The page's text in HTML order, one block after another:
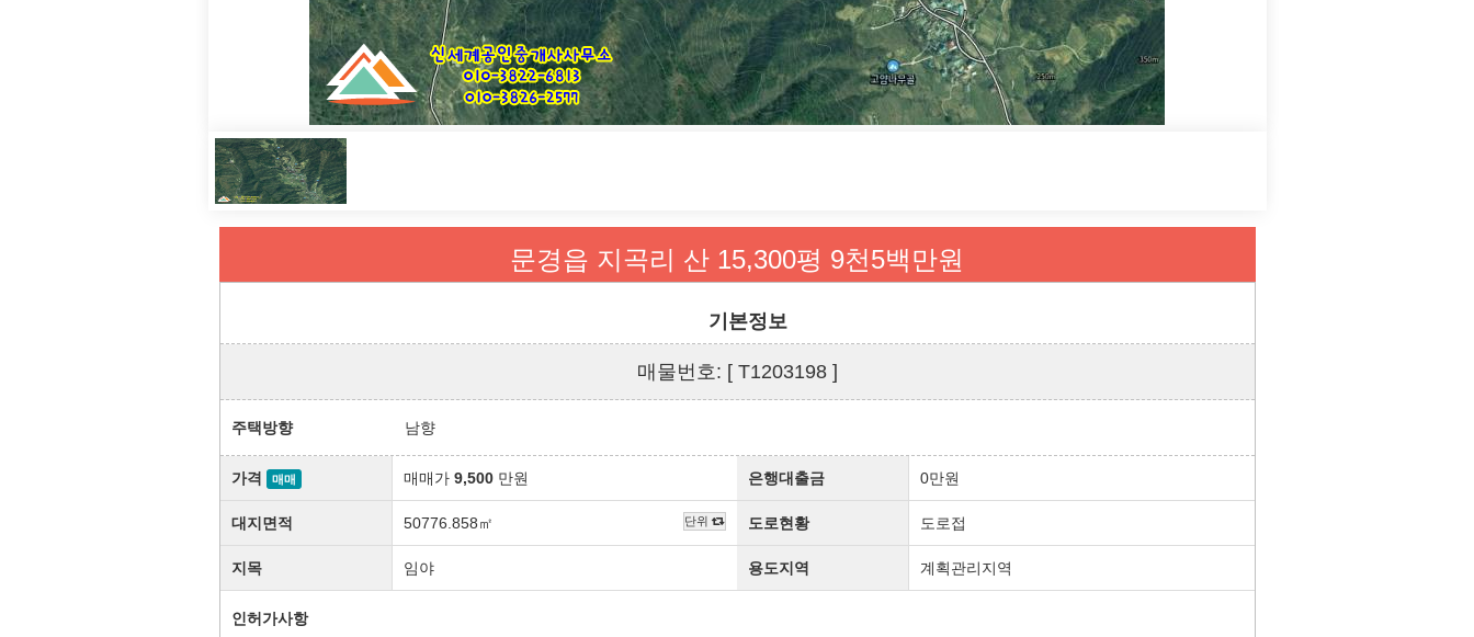
문경읍 지곡리 산 15,300평 9천5백만원
기본정보
매물번호: [ T1203198 ]
주택방향 남향
가격 매매 매매가 9,500만원 은행대출금 0만원
대지면적 50776.858㎡ 단위 도로현황 도로접
지목 임야 용도지역 계획관리지역
인허가사항